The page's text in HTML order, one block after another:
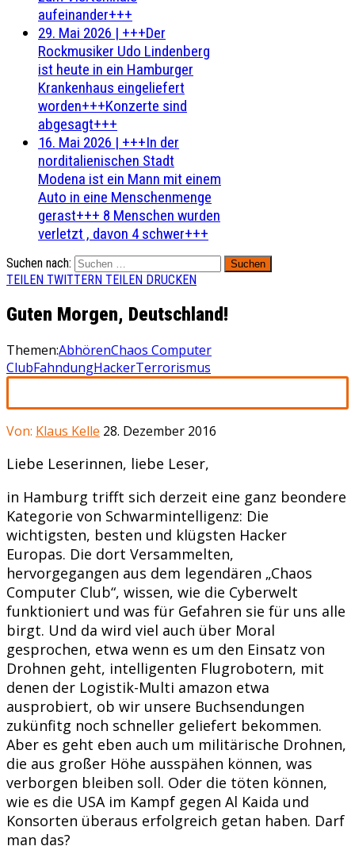
aufeinander+++
29. Mai 2026 | +++Der
Rockmusiker Udo Lindenberg
ist heute in ein Hamburger
Krankenhaus eingeliefert
worden+++Konzerte sind
abgesagt+++
16. Mai 2026 | +++In der
norditalienischen Stadt
Modena ist ein Mann mit einem
Auto in eine Menschenmenge
gerast+++ 8 Menschen wurden
verletzt , davon 4 schwer+++
Suchen nach:
TEILEN TWITTERN TEILEN DRUCKEN
Guten Morgen, Deutschland!
Themen:AbhörenChaos Computer
ClubFahndungHackerTerrorismus
Von: Klaus Kelle 28. Dezember 2016
Liebe Leserinnen, liebe Leser,
in Hamburg trifft sich derzeit eine ganz beondere
Kategorie von Schwarmintelligenz: Die
wichtigsten, besten und klügsten Hacker
Europas. Die dort Versammelten,
hervorgegangen aus dem legendären „Chaos
Computer Club“, wissen, wie die Cyberwelt
funktioniert und was für Gefahren sie für uns alle
birgt. Und da wird viel auch über Moral
gesprochen, etwa wenn es um den Einsatz von
Drohnen geht, intelligenten Flugrobotern, mit
denen der Logistik-Multi amazon etwa
ausprobiert, ob wir unsere Buchsendungen
zukünfitg noch schneller geliefert bekommen.
Aber es geht eben auch um militärische Drohnen,
die aus großer Höhe ausspähen können, was
verborgen bleiben soll. Oder die töten können,
wie es die USA im Kampf gegen Al Kaida und
Konsorten überaus erfolgreich getan haben. Darf
man das?